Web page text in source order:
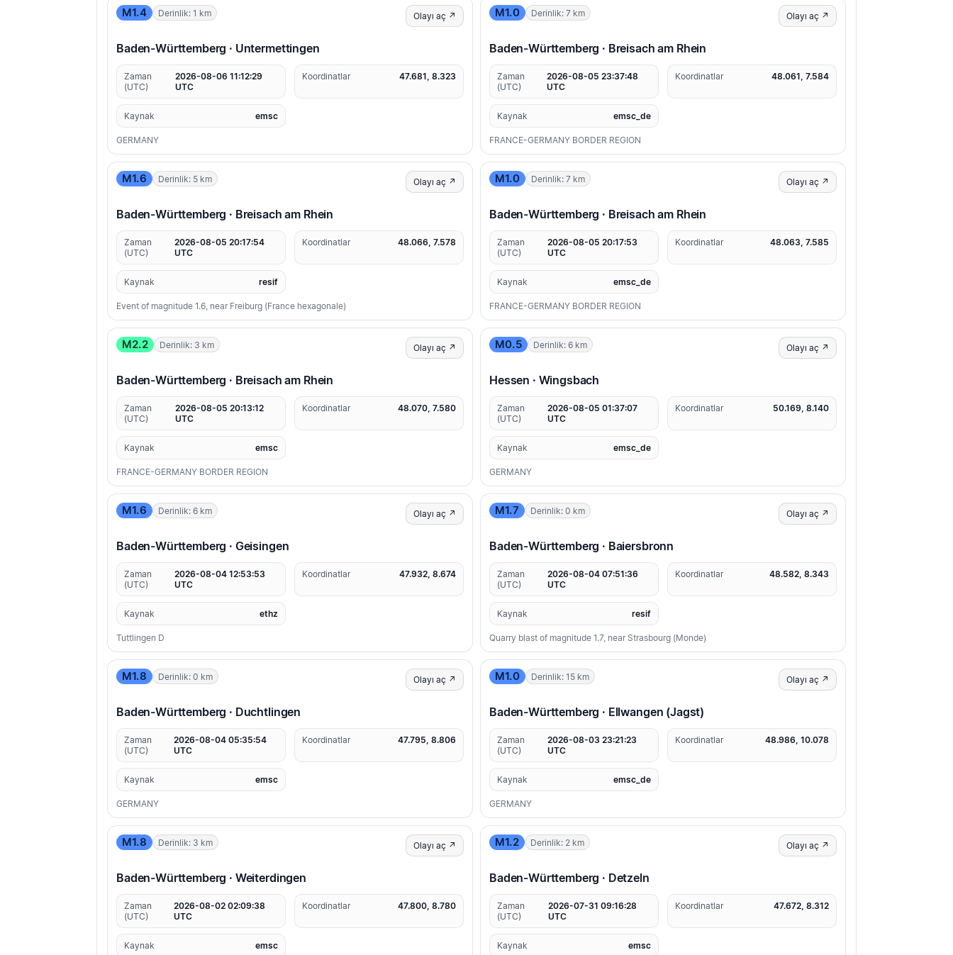
M1.4 Derinlik: 1 km Olayı aç ↗
Baden-Württemberg · Untermettingen
Zaman
(UTC)
2026-08-06 11:12:29
UTC
Koordinatlar 47.681, 8.323
Kaynak emsc
GERMANY
M1.0 Derinlik: 7 km Olayı aç ↗
Baden-Württemberg · Breisach am Rhein
Zaman
(UTC)
2026-08-05 23:37:48
UTC
Koordinatlar 48.061, 7.584
Kaynak emsc_de
FRANCE-GERMANY BORDER REGION
M1.6 Derinlik: 5 km Olayı aç ↗
Baden-Württemberg · Breisach am Rhein
Zaman
(UTC)
2026-08-05 20:17:54
UTC
Koordinatlar 48.066, 7.578
Kaynak resif
Event of magnitude 1.6, near Freiburg (France hexagonale)
M1.0 Derinlik: 7 km Olayı aç ↗
Baden-Württemberg · Breisach am Rhein
Zaman
(UTC)
2026-08-05 20:17:53
UTC
Koordinatlar 48.063, 7.585
Kaynak emsc_de
FRANCE-GERMANY BORDER REGION
M2.2 Derinlik: 3 km Olayı aç ↗
Baden-Württemberg · Breisach am Rhein
Zaman
(UTC)
2026-08-05 20:13:12
UTC
Koordinatlar 48.070, 7.580
Kaynak emsc
FRANCE-GERMANY BORDER REGION
M0.5 Derinlik: 6 km Olayı aç ↗
Hessen · Wingsbach
Zaman
(UTC)
2026-08-05 01:37:07
UTC
Koordinatlar 50.169, 8.140
Kaynak emsc_de
GERMANY
M1.6 Derinlik: 6 km Olayı aç ↗
Baden-Württemberg · Geisingen
Zaman
(UTC)
2026-08-04 12:53:53
UTC
Koordinatlar 47.932, 8.674
Kaynak ethz
Tuttlingen D
M1.7 Derinlik: 0 km Olayı aç ↗
Baden-Württemberg · Baiersbronn
Zaman
(UTC)
2026-08-04 07:51:36
UTC
Koordinatlar 48.582, 8.343
Kaynak resif
Quarry blast of magnitude 1.7, near Strasbourg (Monde)
M1.8 Derinlik: 0 km Olayı aç ↗
Baden-Württemberg · Duchtlingen
Zaman
(UTC)
2026-08-04 05:35:54
UTC
Koordinatlar 47.795, 8.806
Kaynak emsc
GERMANY
M1.0 Derinlik: 15 km Olayı aç ↗
Baden-Württemberg · Ellwangen (Jagst)
Zaman
(UTC)
2026-08-03 23:21:23
UTC
Koordinatlar 48.986, 10.078
Kaynak emsc_de
GERMANY
M1.8 Derinlik: 3 km Olayı aç ↗
Baden-Württemberg · Weiterdingen
Zaman
(UTC)
2026-08-02 02:09:38
UTC
Koordinatlar 47.800, 8.780
Kaynak emsc
M1.2 Derinlik: 2 km Olayı aç ↗
Baden-Württemberg · Detzeln
Zaman
(UTC)
2026-07-31 09:16:28
UTC
Koordinatlar 47.672, 8.312
Kaynak emsc